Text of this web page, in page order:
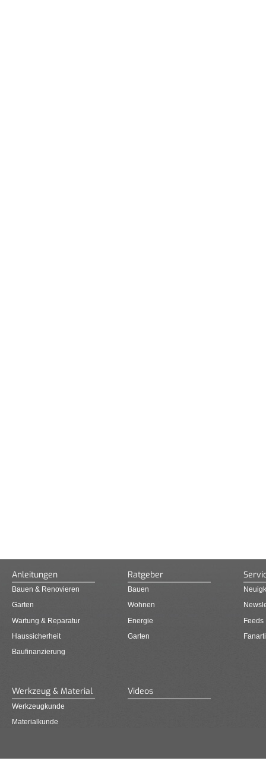
Anleitungen
Bauen & Renovieren
Garten
Wartung & Reparatur
Haussicherheit
Baufinanzierung
Ratgeber
Bauen
Wohnen
Energie
Garten
Feeds
Werkzeug & Material
Werkzeugkunde
Materialkunde
Videos